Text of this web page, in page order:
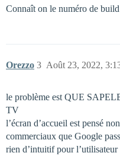
Connaît on le numéro de
Orezzo Août 23, 2022,
3
le problème est QUE
TV
l’écran d’accueil est pensé
commerciaux que Google
rien d’intuitif pour l’utilisateur